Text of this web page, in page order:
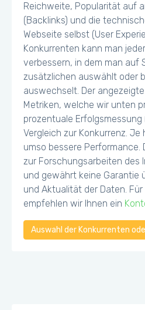
Reichweite, Popularität auf
(Backlinks) und die
Webseite selbst (User
Konkurrenten kann man
verbessern, in dem man auf
zusätzlichen auswählt oder
auswechselt. Der
Metriken, welche wir unten
prozentuale
Vergleich zur Konkurrenz. Je
umso bessere Performance.
zur Forschungsarbeiten des
und gewährt keine Garantie
und Aktualität der Daten.
empfehlen wir Ihnen ein
Auswahl der Konkurrenten